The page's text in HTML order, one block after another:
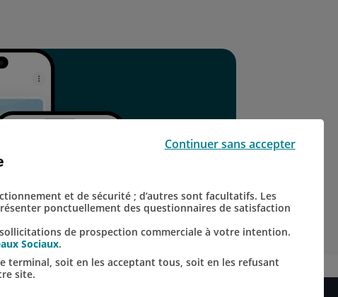
et de sécurité ; d’autres sont facultatifs. Les
ponctuellement des questionnaires de satisfaction
de prospection commerciale à votre intention.
Sociaux.
terminal, soit en les acceptant tous, soit en les refusant
site.
Continuer sans accepter